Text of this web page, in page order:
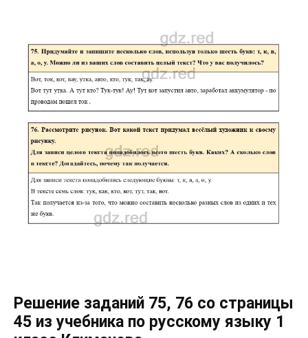
Решение заданий 75, 76 со страницы
45 из учебника по русскому языку 1